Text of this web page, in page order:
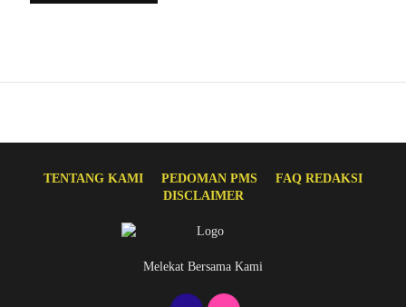
TENTANG KAMI PEDOMAN PMS
FAQ REDAKSI
DISCLAIMER
Melekat Bersama Kami